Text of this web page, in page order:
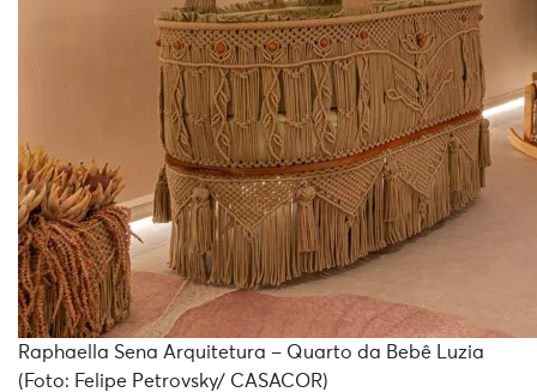
Raphaella Sena Arquitetura – Quarto da Bebê Luzia
(Foto: Felipe Petrovsky/ CASACOR)